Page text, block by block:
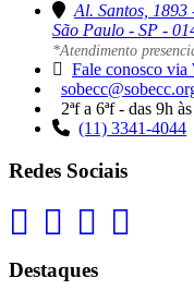
Al. Santos,
São Paulo - SP -
*Atendimento
Fale conosco via
2ªf a 6ªf - das 9h
(11) 3341-4044
Redes Sociais
Destaques